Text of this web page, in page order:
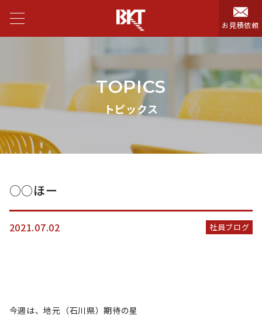
お見積依頼
TOPICS
トピックス
○○ほー
2021.07.02 社員ブログ
今週は、地元（石川県）期待の星